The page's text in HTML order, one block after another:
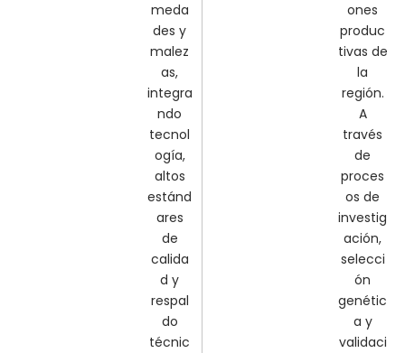
meda
des y
malez
as,
integra
ndo
tecnol
ogía,
altos
estánd
ares
de
calida
d y
respal
do
técnic
ones
produc
tivas de
la
región.
A
través
de
proces
os de
investig
ación,
selecci
ón
genétic
a y
validaci